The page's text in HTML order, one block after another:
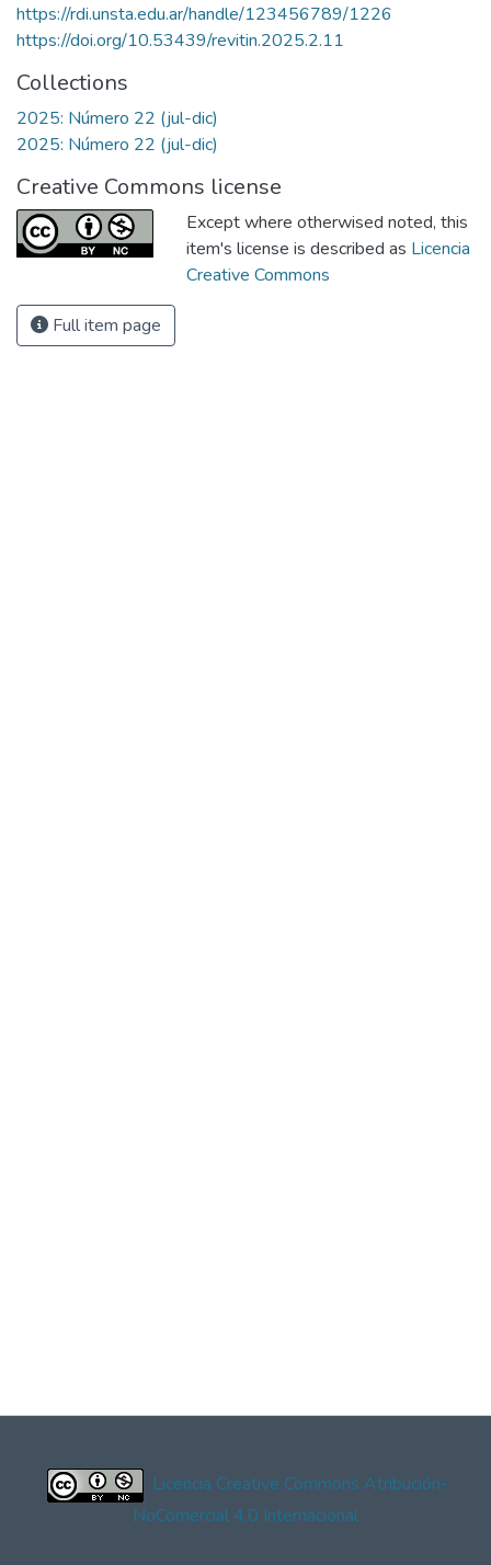
https://rdi.unsta.edu.ar/handle/123456789/1226
https://doi.org/10.53439/revitin.2025.2.11
Collections
2025: Número 22 (jul-dic)
2025: Número 22 (jul-dic)
Creative Commons license
Except where otherwised noted, this
item's license is described as Licencia
Creative Commons
Full item page
Licencia Creative Commons Atribución-
NoComercial 4.0 Internacional